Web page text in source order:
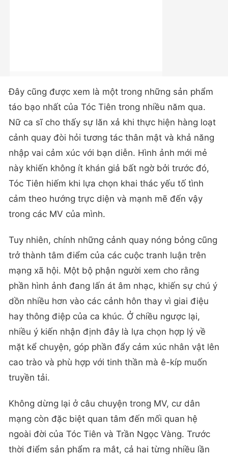
Đây cũng được xem là một trong những sản phẩm
táo bạo nhất của Tóc Tiên trong nhiều năm qua.
Nữ ca sĩ cho thấy sự lăn xả khi thực hiện hàng loạt
cảnh quay đòi hỏi tương tác thân mật và khả năng
nhập vai cảm xúc với bạn diễn. Hình ảnh mới mẻ
này khiến không ít khán giả bất ngờ bởi trước đó,
Tóc Tiên hiếm khi lựa chọn khai thác yếu tố tình
cảm theo hướng trực diện và mạnh mẽ đến vậy
trong các MV của mình.
Tuy nhiên, chính những cảnh quay nóng bỏng cũng
trở thành tâm điểm của các cuộc tranh luận trên
mạng xã hội. Một bộ phận người xem cho rằng
phần hình ảnh đang lấn át âm nhạc, khiến sự chú ý
dồn nhiều hơn vào các cảnh hôn thay vì giai điệu
hay thông điệp của ca khúc. Ở chiều ngược lại,
nhiều ý kiến nhận định đây là lựa chọn hợp lý về
mặt kể chuyện, góp phần đẩy cảm xúc nhân vật lên
cao trào và phù hợp với tinh thần mà ê-kíp muốn
truyền tải.
Không dừng lại ở câu chuyện trong MV, cư dân
mạng còn đặc biệt quan tâm đến mối quan hệ
ngoài đời của Tóc Tiên và Trần Ngọc Vàng. Trước
thời điểm sản phẩm ra mắt, cả hai từng nhiều lần